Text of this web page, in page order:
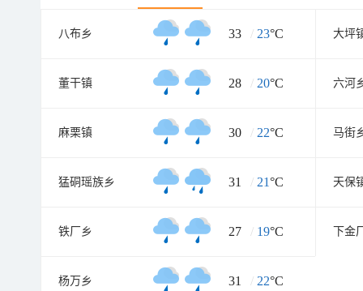
八布乡 33 / 23°C 大坪
董干镇 28 / 20°C 六河
麻栗镇 30 / 22°C 马街
猛硐瑶族乡 31 / 21°C 天保
铁厂乡 27 / 19°C 下金
杨万乡 31 / 22°C